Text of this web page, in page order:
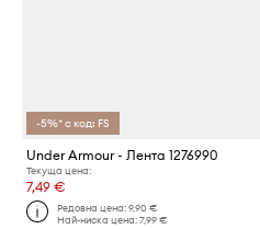
-5%* с код: FS
Under Armour - Лента 1276990
Текуща цена:
7,49 €
Редовна цена:9,90 €
Най-ниска цена:7,99 €